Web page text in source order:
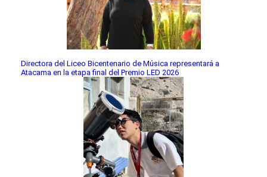
Directora del Liceo Bicentenario de Música representará a
Atacama en la etapa final del Premio LED 2026